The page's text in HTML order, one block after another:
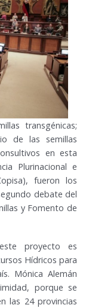
transgénicas;
de las semillas
en esta
Plurinacional e
fueron los
debate del
y Fomento de
proyecto es
Hídricos para
Mónica Alemán
porque se
las 24 provincias